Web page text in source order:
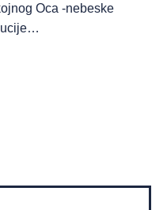
Oca -nebeske